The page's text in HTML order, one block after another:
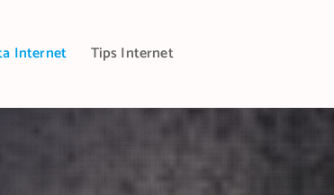
Internet Tips Internet